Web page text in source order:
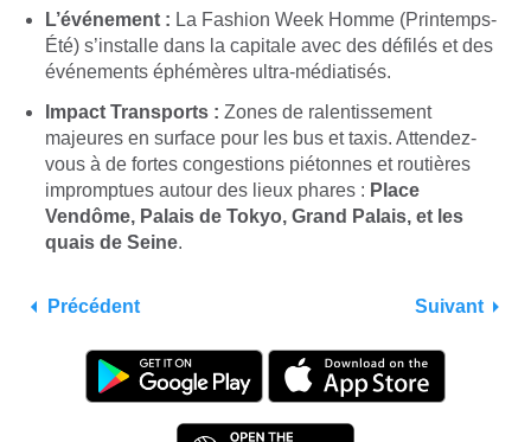
L’événement : La Fashion Week Homme (Printemps-
Été) s’installe dans la capitale avec des défilés et des
événements éphémères ultra-médiatisés.
Impact Transports : Zones de ralentissement
majeures en surface pour les bus et taxis. Attendez-
vous à de fortes congestions piétonnes et routières
impromptues autour des lieux phares : Place
Vendôme, Palais de Tokyo, Grand Palais, et les
quais de Seine.
Précédent Suivant